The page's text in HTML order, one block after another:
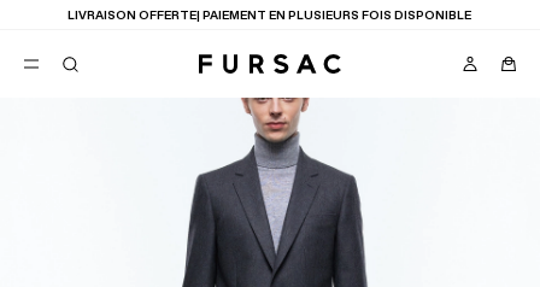
LIVRAISON OFFERTE| PAIEMENT EN PLUSIEURS FOIS DISPONIBLE
SUGGESTIONS